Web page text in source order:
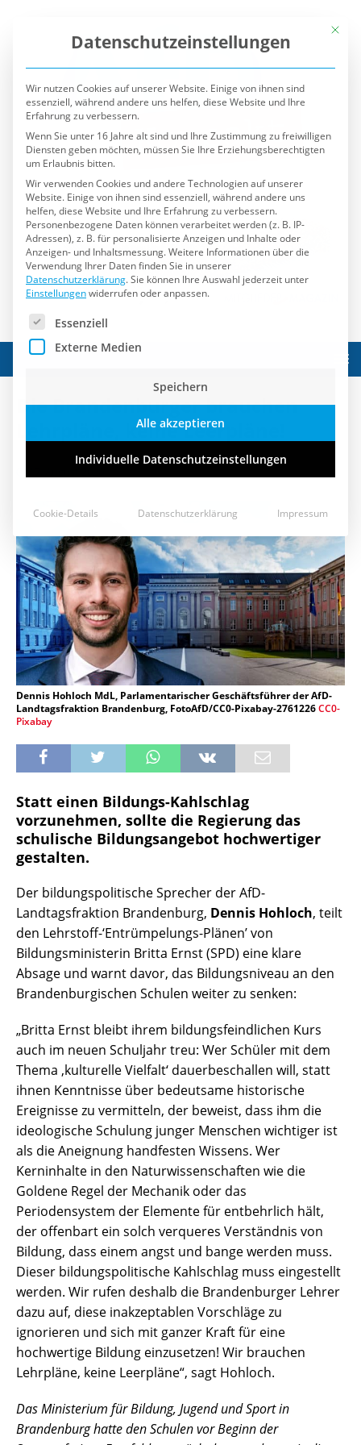
Die Brandenburger brauchen
Lehrpläne, keine Leerpläne!
Dennis Hohloch MdL, Parlamentarischer Geschäftsführer der AfD-
Landtagsfraktion Brandenburg, FotoAfD/CC0-Pixabay-2761226CC0-
Pixabay
Statt einen Bildungs-Kahlschlag
vorzunehmen, sollte die Regierung das
schulische Bildungsangebot hochwertiger
gestalten.
Der bildungspolitische Sprecher der AfD-
Landtagsfraktion Brandenburg, Dennis Hohloch, teilt
den Lehrstoff-‘Entrümpelungs-Plänen’ von
Bildungsministerin Britta Ernst (SPD) eine klare
Absage und warnt davor, das Bildungsniveau an den
Brandenburgischen Schulen weiter zu senken:
„Britta Ernst bleibt ihrem bildungsfeindlichen Kurs
auch im neuen Schuljahr treu: Wer Schüler mit dem
Thema ‚kulturelle Vielfalt‘ dauerbeschallen will, statt
ihnen Kenntnisse über bedeutsame historische
Ereignisse zu vermitteln, der beweist, dass ihm die
ideologische Schulung junger Menschen wichtiger ist
als die Aneignung handfesten Wissens. Wer
Kerninhalte in den Naturwissenschaften wie die
Goldene Regel der Mechanik oder das
Periodensystem der Elemente für entbehrlich hält,
der offenbart ein solch verqueres Verständnis von
Bildung, dass einem angst und bange werden muss.
Dieser bildungspolitische Kahlschlag muss eingestellt
werden. Wir rufen deshalb die Brandenburger Lehrer
dazu auf, diese inakzeptablen Vorschläge zu
ignorieren und sich mit ganzer Kraft für eine
hochwertige Bildung einzusetzen! Wir brauchen
Lehrpläne, keine Leerpläne“, sagt Hohloch.
Das Ministerium für Bildung, Jugend und Sport in
Brandenburg hatte den Schulen vor Beginn der
Mit
Datenschutzeinstellungen
Wir nutzen Cookies auf unserer Website. Einige von ihnen sind
essenziell, während andere uns helfen, diese Website und Ihre
Erfahrung zu verbessern.
Wenn Sie unter 16 Jahre alt sind und Ihre Zustimmung zu freiwilligen
Diensten geben möchten, müssen Sie Ihre Erziehungsberechtigten
um Erlaubnis bitten.
Wir verwenden Cookies und andere Technologien auf unserer
Website. Einige von ihnen sind essenziell, während andere uns
helfen, diese Website und Ihre Erfahrung zu verbessern.
Personenbezogene Daten können verarbeitet werden (z. B. IP-
Adressen), z. B. für personalisierte Anzeigen und Inhalte oder
Anzeigen- und Inhaltsmessung. Weitere Informationen über die
Verwendung Ihrer Daten finden Sie in unserer
Datenschutzerklärung Sie können Ihre Auswahl jederzeit unter
Einstellungenwiderrufen oder anpassen.
Es folgt eine Liste der Service-Gruppen, für die eine
Essenziell
Externe Medien
Speichern
Alle akzeptieren
Individuelle Datenschutzeinstellungen
Cookie-Details Datenschutzerklärung Impressum